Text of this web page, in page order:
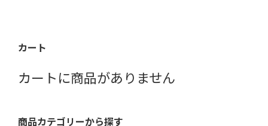
カート
カートに商品がありません
商品カテゴリーから探す